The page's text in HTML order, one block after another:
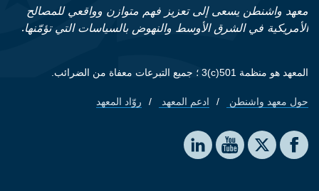
معهد واشنطن يسعى إلى تعزيز فهم متوازن وواقعي للمصالح
الأمريكية في الشرق الأوسط والنهوض بالسياسات التي تؤمّنها.
المعهد هو منظمة 501(c)3 ؛ جميع التبرعات معفاة من الضرائب.
Footer quick links
حول معهد واشنطن ادعم المعهد روّاد المعهد
Social media
The Washington Institute on Facebook
The Washington Institute on X
The Washington Institute on YouTube
The Washington Institute on LinkedIn